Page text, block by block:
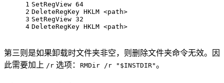
1
2
3
4
SetRegView 64
DeleteRegKey HKLM <path>
SetRegView 32
DeleteRegKey HKLM <path>
第三则是如果卸载时文件夹非空，则删除文件夹命令无效。因
此需要加上 /r 选项： RMDir /r "$INSTDIR"。